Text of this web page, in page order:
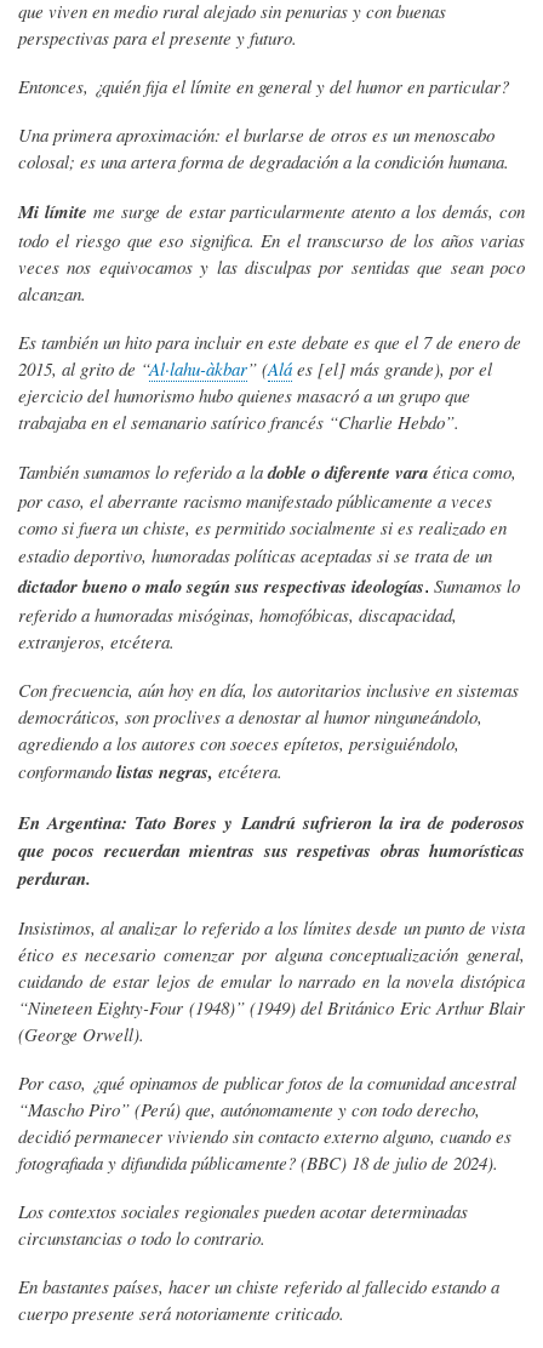
que viven en medio rural alejado sin penurias y con buenas
perspectivas para el presente y futuro.
Entonces, ¿quién fija el límite en general y del humor en particular?
Una primera aproximación: el burlarse de otros es un menoscabo
colosal; es una artera forma de degradación a la condición humana.
Mi límite me surge de estar particularmente atento a los demás, con
todo el riesgo que eso significa. En el transcurso de los años varias
veces nos equivocamos y las disculpas por sentidas que sean poco
alcanzan.
Es también un hito para incluir en este debate es que el 7 de enero de
2015, al grito de “Al·lahu-àkbar” (Alá es [el] más grande), por el
ejercicio del humorismo hubo quienes masacró a un grupo que
trabajaba en el semanario satírico francés “Charlie Hebdo”.
También sumamos lo referido a la doble o diferente vara ética como,
por caso, el aberrante racismo manifestado públicamente a veces
como si fuera un chiste, es permitido socialmente si es realizado en
estadio deportivo, humoradas políticas aceptadas si se trata de un
dictador bueno o malo según sus respectivas ideologías. Sumamos lo
referido a humoradas misóginas, homofóbicas, discapacidad,
extranjeros, etcétera.
Con frecuencia, aún hoy en día, los autoritarios inclusive en sistemas
democráticos, son proclives a denostar al humor ninguneándolo,
agrediendo a los autores con soeces epítetos, persiguiéndolo,
conformando listas negras, etcétera.
En Argentina: Tato Bores y Landrú sufrieron la ira de poderosos
que pocos recuerdan mientras sus respetivas obras humorísticas
perduran.
Insistimos, al analizar lo referido a los límites desde un punto de vista
ético es necesario comenzar por alguna conceptualización general,
cuidando de estar lejos de emular lo narrado en la novela distópica
“Nineteen Eighty-Four (1948)” (1949) del Británico Eric Arthur Blair
(George Orwell).
Por caso, ¿qué opinamos de publicar fotos de la comunidad ancestral
“Mascho Piro” (Perú) que, autónomamente y con todo derecho,
decidió permanecer viviendo sin contacto externo alguno, cuando es
fotografiada y difundida públicamente? (BBC) 18 de julio de 2024).
Los contextos sociales regionales pueden acotar determinadas
circunstancias o todo lo contrario.
En bastantes países, hacer un chiste referido al fallecido estando a
cuerpo presente será notoriamente criticado.